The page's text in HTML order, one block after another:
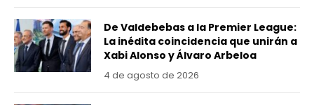
De Valdebebas a la Premier League:
La inédita coincidencia que unirán a
Xabi Alonso y Álvaro Arbeloa
4 de agosto de 2026